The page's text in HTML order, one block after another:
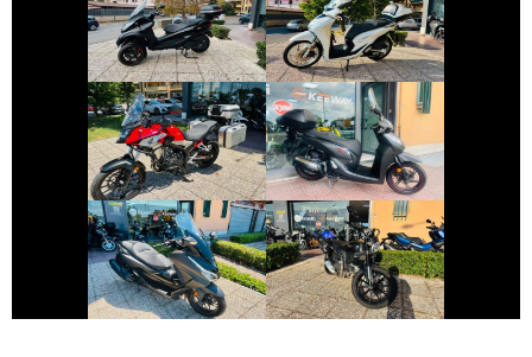
PIAGGIO MP3 HONDA SH
HONDA CB-500
€ 5.590 €
HONDA SH
€ 2.490 €
HONDA FORZA-
350
€ 4.790 €
DUCATI
SCRAMBLER
€ 4.490 €